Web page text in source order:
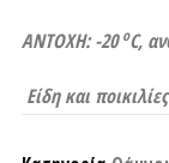
ΑΝΤΟΧΗ: -20οC,
Είδη και